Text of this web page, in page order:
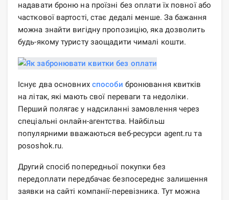
надавати броню на проїзні без оплати їх повної або
часткової вартості, стає дедалі менше. За бажання
можна знайти вигідну пропозицію, яка дозволить
будь-якому туристу заощадити чималі кошти.
Існує два основних способи бронювання квитків
на літак, які мають свої переваги та недоліки.
Перший полягає у надсиланні замовлення через
спеціальні онлайн-агентства. Найбільш
популярними вважаються веб-ресурси agent.ru та
pososhok.ru.
Другий спосіб попередньої покупки без
передоплати передбачає безпосереднє залишення
заявки на сайті компанії-перевізника. Тут можна